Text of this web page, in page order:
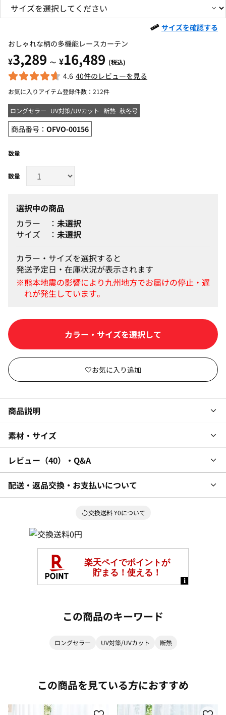
サイズを確認する
おしゃれな柄の多機能レースカーテン
¥3,289 ～ ¥16,489 (税込)
4.6 40件のレビューを見る
お気に入りアイテム登録件数： 212件
ロングセラー UV対策/UVカット 断熱 秋冬号
商品番号： OFVO-00156
数量
選択中の商品
カラー
未選択
サイズ
未選択
カラー・サイズを選択すると
発送予定日・在庫状況が表示されます
商品説明
素材・サイズ
レビュー 40 ・Q&A
配送・返品交換・お支払いについて
交換送料 ¥0について
この商品のキーワード
ロングセラー UV対策/UVカット 断熱
この商品を見ている方におすすめ